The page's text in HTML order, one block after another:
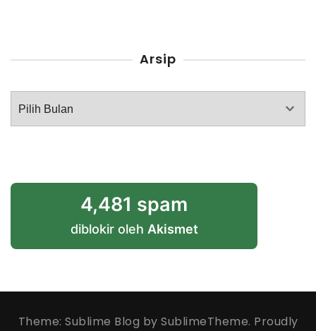
Arsip
Arsip
4,481 spam
diblokir oleh Akismet
Theme: Sublime Blog by SublimeTheme. Proudly